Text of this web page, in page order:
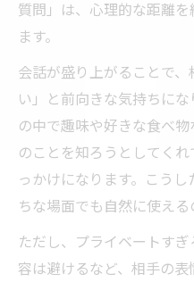
質問」は、心理的な距離
ます。
会話が盛り上がることで
い」と前向きな気持ちに
の中で趣味や好きな食べ
のことを知ろうとしてく
っかけになります。こう
ちな場面でも自然に使える
ただし、プライベートす
容は避けるなど、相手の